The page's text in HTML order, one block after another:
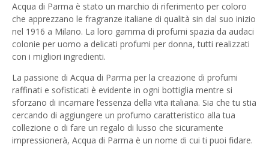
Acqua di Parma è stato un marchio di riferimento per coloro
che apprezzano le fragranze italiane di qualità sin dal suo inizio
nel 1916 a Milano. La loro gamma di profumi spazia da audaci
colonie per uomo a delicati profumi per donna, tutti realizzati
con i migliori ingredienti.
La passione di Acqua di Parma per la creazione di profumi
raffinati e sofisticati è evidente in ogni bottiglia mentre si
sforzano di incarnare l’essenza della vita italiana. Sia che tu stia
cercando di aggiungere un profumo caratteristico alla tua
collezione o di fare un regalo di lusso che sicuramente
impressionerà, Acqua di Parma è un nome di cui ti puoi fidare.